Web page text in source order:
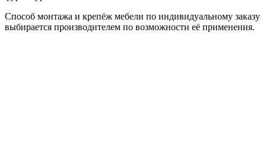
Способ монтажа и крепёж мебели по индивидуальному заказу
выбирается производителем по возможности её применения.